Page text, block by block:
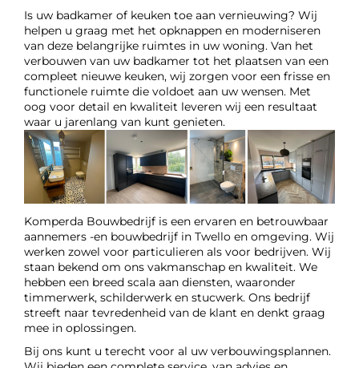
Is uw badkamer of keuken toe aan vernieuwing? Wij
helpen u graag met het opknappen en moderniseren
van deze belangrijke ruimtes in uw woning. Van het
verbouwen van uw badkamer tot het plaatsen van een
compleet nieuwe keuken, wij zorgen voor een frisse en
functionele ruimte die voldoet aan uw wensen. Met
oog voor detail en kwaliteit leveren wij een resultaat
waar u jarenlang van kunt genieten.
Komperda Bouwbedrijf is een ervaren en betrouwbaar
aannemers -en bouwbedrijf in Twello en omgeving. Wij
werken zowel voor particulieren als voor bedrijven. Wij
staan bekend om ons vakmanschap en kwaliteit. We
hebben een breed scala aan diensten, waaronder
timmerwerk, schilderwerk en stucwerk. Ons bedrijf
streeft naar tevredenheid van de klant en denkt graag
mee in oplossingen.
Bij ons kunt u terecht voor al uw verbouwingsplannen.